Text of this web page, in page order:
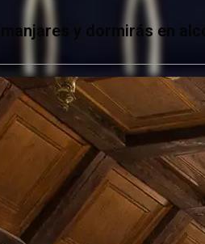
y dormirás en